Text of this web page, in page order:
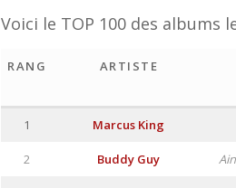
Voici le TOP 100 des albums
RANG ARTISTE
1 Marcus King
2 Buddy Guy